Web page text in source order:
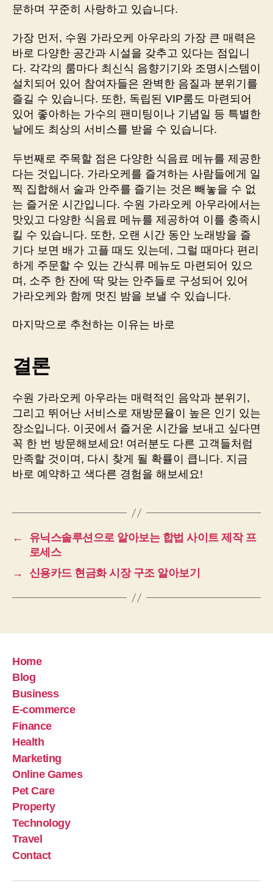
문하며 꾸준히 사랑하고 있습니다.
가장 먼저, 수원 가라오케 아우라의 가장 큰 매력은
바로 다양한 공간과 시설을 갖추고 있다는 점입니
다. 각각의 룸마다 최신식 음향기기와 조명시스템이
설치되어 있어 참여자들은 완벽한 음질과 분위기를
즐길 수 있습니다. 또한, 독립된 VIP룸도 마련되어
있어 좋아하는 가수의 팬미팅이나 기념일 등 특별한
날에도 최상의 서비스를 받을 수 있습니다.
두번째로 주목할 점은 다양한 식음료 메뉴를 제공한
다는 것입니다. 가라오케를 즐겨하는 사람들에게 일
찍 집합해서 술과 안주를 즐기는 것은 빼놓을 수 없
는 즐거운 시간입니다. 수원 가라오케 아우라에서는
맛있고 다양한 식음료 메뉴를 제공하여 이를 충족시
킬 수 있습니다. 또한, 오랜 시간 동안 노래방을 즐
기다 보면 배가 고플 때도 있는데, 그럴 때마다 편리
하게 주문할 수 있는 간식류 메뉴도 마련되어 있으
며, 소주 한 잔에 딱 맞는 안주들로 구성되어 있어
가라오케와 함께 멋진 밤을 보낼 수 있습니다.
마지막으로 추천하는 이유는 바로
결론
수원 가라오케 아우라는 매력적인 음악과 분위기,
그리고 뛰어난 서비스로 재방문율이 높은 인기 있는
장소입니다. 이곳에서 즐거운 시간을 보내고 싶다면
꼭 한 번 방문해보세요! 여러분도 다른 고객들처럼
만족할 것이며, 다시 찾게 될 확률이 큽니다. 지금
바로 예약하고 색다른 경험을 해보세요!
←
유닉스솔루션으로 알아보는 합법 사이트 제작 프
로세스
→
신용카드 현금화 시장 구조 알아보기
Home
Blog
Business
E-commerce
Finance
Health
Marketing
Online Games
Pet Care
Property
Technology
Travel
Contact